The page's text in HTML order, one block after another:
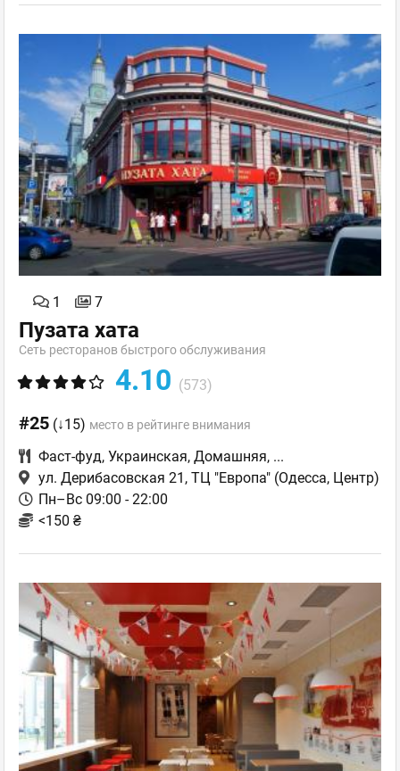
1 7
Пузата хата
Сеть ресторанов быстрого обслуживания
4.10 (573)
#25 (↓15) место в рейтинге внимания
Фаст-фуд, Украинская, Домашняя, ...
ул. Дерибасовская 21, ТЦ "Европа" (Одесса, Центр)
Пн–Вс 09:00 - 22:00
<150 ₴